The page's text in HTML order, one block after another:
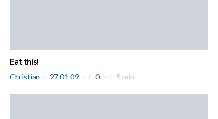
Eat this!
Christian
27.01.09 0 5 min